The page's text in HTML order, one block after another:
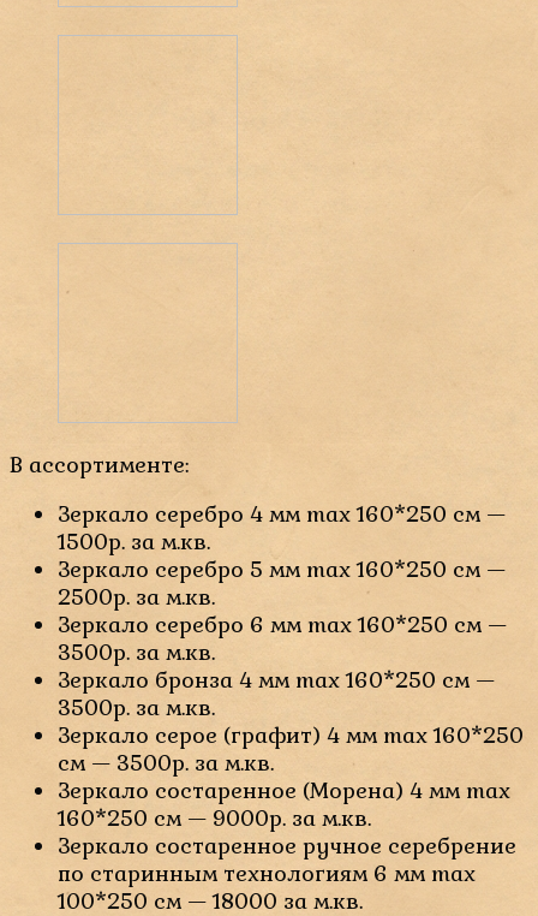
В ассортименте:
Зеркало серебро 4 мм max 160*250 см —
1500р. за м.кв.
Зеркало серебро 5 мм max 160*250 см —
2500р. за м.кв.
Зеркало серебро 6 мм max 160*250 см —
3500р. за м.кв.
Зеркало бронза 4 мм max 160*250 см —
3500р. за м.кв.
Зеркало серое (графит) 4 мм max 160*250
см — 3500р. за м.кв.
Зеркало состаренное (Морена) 4 мм max
160*250 см — 9000р. за м.кв.
Зеркало состаренное ручное серебрение
по старинным технологиям 6 мм max
100*250 см — 18000 за м.кв.